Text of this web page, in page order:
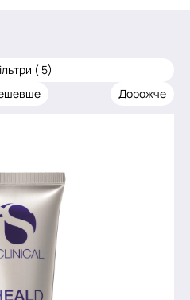
Фільтри ( 5)
Дорожче